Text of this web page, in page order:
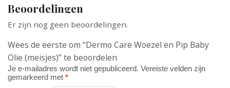
Beoordelingen
Er zijn nog geen beoordelingen.
Wees de eerste om “Dermo Care Woezel en Pip Baby
Olie (meisjes)” te beoordelen
Je e-mailadres wordt niet gepubliceerd. Vereiste velden zijn
gemarkeerd met *